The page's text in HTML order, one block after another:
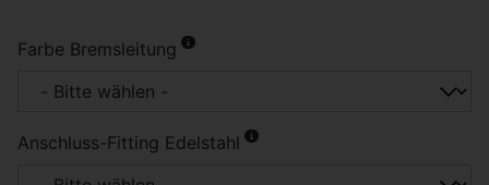
Farbe Bremsleitung
Anschluss-Fitting Edelstahl